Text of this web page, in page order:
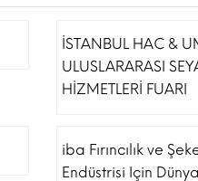
İSTANBUL HAC &
ULUSLARARASI
HİZMETLERİ FUARI
iba Fırıncılık ve
Endüstrisi Için